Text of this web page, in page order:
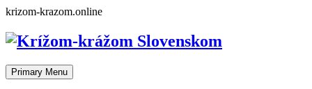
Skip
content
krizom-krazom.online
Primary Menu